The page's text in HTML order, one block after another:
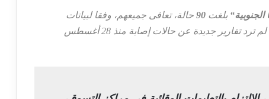
الجنوبية“ بلغت 90 حالة، تعافى جميعهم، وفقا لبيانات
الحكومة غير الشرعية بالإقليم المنفصل، بينما لم ترد تقارير جديدة عن حالات إصابة منذ 28 أغسطس